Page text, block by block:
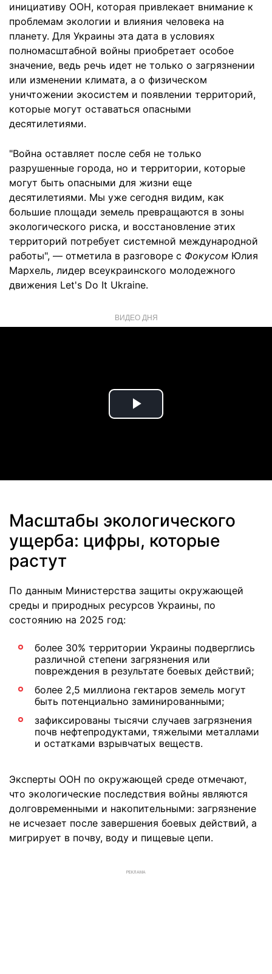
инициативу ООН, которая привлекает внимание к
проблемам экологии и влияния человека на
планету. Для Украины эта дата в условиях
полномасштабной войны приобретает особое
значение, ведь речь идет не только о загрязнении
или изменении климата, а о физическом
уничтожении экосистем и появлении территорий,
которые могут оставаться опасными
десятилетиями.
"Война оставляет после себя не только
разрушенные города, но и территории, которые
могут быть опасными для жизни еще
десятилетиями. Мы уже сегодня видим, как
большие площади земель превращаются в зоны
экологического риска, и восстановление этих
территорий потребует системной международной
работы", — отметила в разговоре с Фокусом Юлия
Мархель, лидер всеукраинского молодежного
движения Let's Do It Ukraine.
ВИДЕО ДНЯ
Play
Масштабы экологического
ущерба: цифры, которые
растут
По данным Министерства защиты окружающей
среды и природных ресурсов Украины, по
состоянию на 2025 год:
более 30% территории Украины подверглись
различной степени загрязнения или
повреждения в результате боевых действий;
более 2,5 миллиона гектаров земель могут
быть потенциально заминированными;
зафиксированы тысячи случаев загрязнения
почв нефтепродуктами, тяжелыми металлами
и остатками взрывчатых веществ.
Эксперты ООН по окружающей среде отмечают,
что экологические последствия войны являются
долговременными и накопительными: загрязнение
не исчезает после завершения боевых действий, а
мигрирует в почву, воду и пищевые цепи.
РЕКЛАМА